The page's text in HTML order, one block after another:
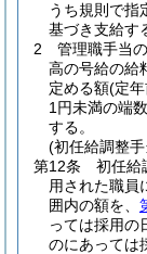
うち規則で指
基づき支給す
2
管理職手当
高の号給の給
定める額(定
1円未満の端
する。
(初任給調整
第12条
初任給
用された職員
囲内の額を、
っては採用の
のにあっては